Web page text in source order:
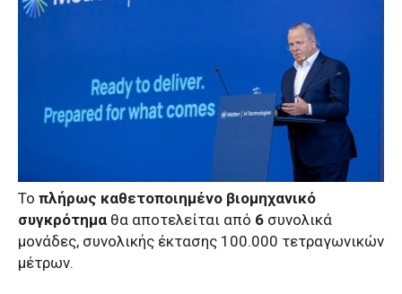
Το πλήρως καθετοποιημένο βιομηχανικό
συγκρότημα θα αποτελείται από 6 συνολικά
μονάδες, συνολικής έκτασης 100.000 τετραγωνικών
μέτρων.